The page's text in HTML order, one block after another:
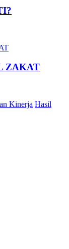
ZAKAT
Kinerja Hasil